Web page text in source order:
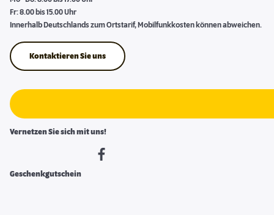
Fr: 8.00 bis 15.00 Uhr
Innerhalb Deutschlands zum Ortstarif, Mobilfunkkosten können abweichen.
Kontaktieren Sie uns
Vernetzen Sie sich mit uns!
Geschenkgutschein